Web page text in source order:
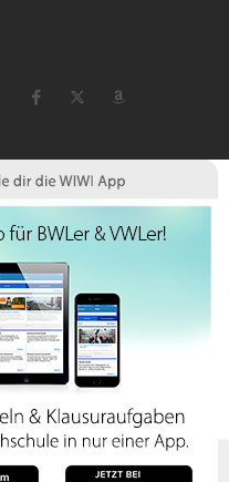
Cookies. Indem